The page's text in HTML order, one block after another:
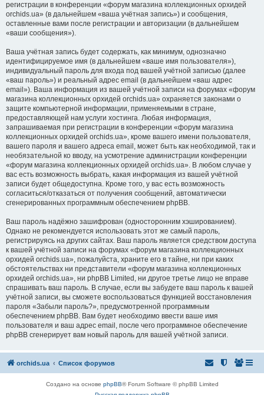
регистрации в конференции «форум магазина коллекционных орхидей
orchids.ua» (в дальнейшем «ваша учётная запись») и сообщения,
оставленные вами после регистрации и авторизации (в дальнейшем
«ваши сообщения»).
Ваша учётная запись будет содержать, как минимум, однозначно
идентифицируемое имя (в дальнейшем «ваше имя пользователя»),
индивидуальный пароль для входа под вашей учётной записью (далее
«ваш пароль») и реальный адрес email (в дальнейшем «ваш адрес
email»). Ваша информация из вашей учётной записи на форумах «форум
магазина коллекционных орхидей orchids.ua» охраняется законами о
защите компьютерной информации, применяемыми в стране,
предоставляющей нам услуги хостинга. Любая информация,
запрашиваемая при регистрации в конференции «форум магазина
коллекционных орхидей orchids.ua», кроме вашего имени пользователя,
вашего пароля и вашего адреса email, может быть как необходимой, так и
необязательной ко вводу, на усмотрение администрации конференции
«форум магазина коллекционных орхидей orchids.ua». В любом случае у
вас есть возможность выбрать, какая информация из вашей учётной
записи будет общедоступна. Кроме того, у вас есть возможность
согласиться/отказаться от получения сообщений, автоматически
сгенерированных программным обеспечением phpBB.
Ваш пароль надёжно зашифрован (односторонним хэшированием).
Однако не рекомендуется использовать этот же самый пароль,
регистрируясь на других сайтах. Ваш пароль является средством доступа
к вашей учётной записи на форумах «форум магазина коллекционных
орхидей orchids.ua», пожалуйста, храните его в тайне, ни при каких
обстоятельствах ни представители «форум магазина коллекционных
орхидей orchids.ua», ни phpBB Limited, ни другое третье лицо не вправе
спрашивать ваш пароль. В случае, если вы забудете ваш пароль к вашей
учётной записи, вы сможете воспользоваться функцией восстановления
пароля «Забыли пароль?», предусмотренной программным
обеспечением phpBB. Вам будет необходимо ввести ваше имя
пользователя и ваш адрес email, после чего программное обеспечение
phpBB сгенерирует вам новый пароль для вашей учётной записи.
orchids.ua Список форумов
Создано на основе phpBB® Forum Software © phpBB Limited